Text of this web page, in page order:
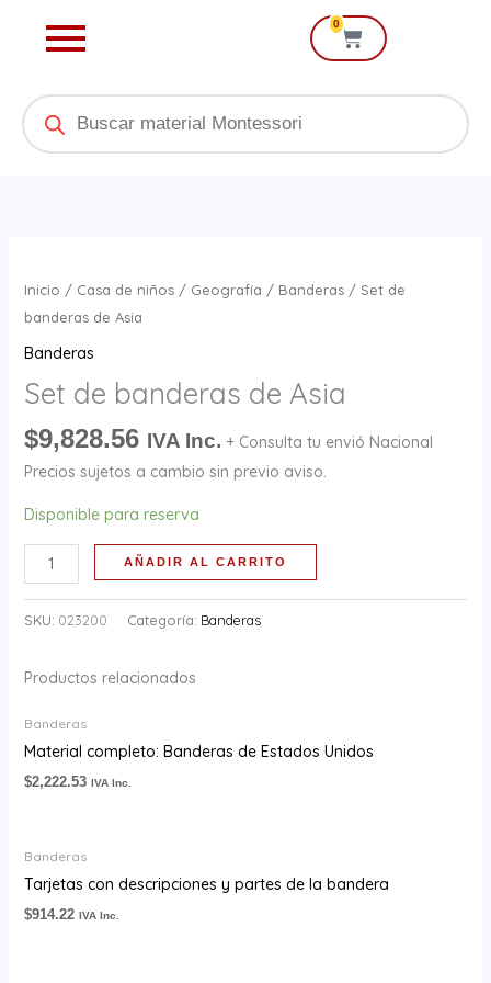
0
Cart
Products
search
Inicio / Casa de niños/ Geografía / Banderas/ Set de
banderas de Asia
Banderas
Set de banderas de Asia
$9,828.56 IVA Inc. + Consulta tu envió Nacional
Precios sujetos a cambio sin previo aviso.
Disponible para reserva
de
banderas
cantidad
AÑADIR AL CARRITO
SKU: 023200 Categoría: Banderas
Productos relacionados
Banderas
Material completo: Banderas de Estados Unidos
$2,222.53 IVA Inc.
Banderas
Tarjetas con descripciones y partes de la bandera
$914.22 IVA Inc.